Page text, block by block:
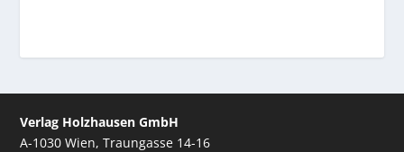
Verlag Holzhausen GmbH
A-1030 Wien, Traungasse 14-16